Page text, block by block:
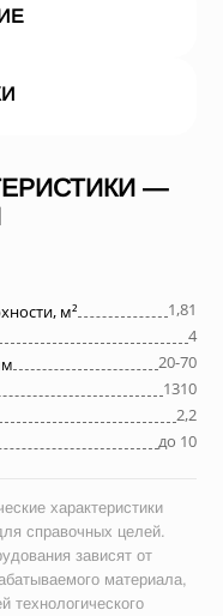
—
м²
1,81
4
20-70
1310
2,2
до 10
характеристики
справочных целей.
зависят от
материала,
технологического